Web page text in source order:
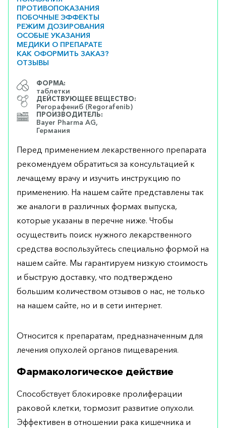
ПРОТИВОПОКАЗАНИЯ
ПОБОЧНЫЕ ЭФФЕКТЫ
РЕЖИМ ДОЗИРОВАНИЯ
ОСОБЫЕ УКАЗАНИЯ
МЕДИКИ О ПРЕПАРАТЕ
КАК ОФОРМИТЬ ЗАКАЗ?
ОТЗЫВЫ
ФОРМА:
таблетки
ДЕЙСТВУЮЩЕЕ ВЕЩЕСТВО:
Регорафениб (Regorafenib)
ПРОИЗВОДИТЕЛЬ:
Bayer Pharma AG,
Германия
Перед применением лекарственного препарата
рекомендуем обратиться за консультацией к
лечащему врачу и изучить инструкцию по
применению. На нашем сайте представлены так
же аналоги в различных формах выпуска,
которые указаны в перечне ниже. Чтобы
осуществить поиск нужного лекарственного
средства воспользуйтесь специально формой на
нашем сайте. Мы гарантируем низкую стоимость
и быструю доставку, что подтверждено
большим количеством отзывов о нас, не только
на нашем сайте, но и в сети интернет.
Относится к препаратам, предназначенным для
лечения опухолей органов пищеварения.
Фармакологическое действие
Способствует блокировке пролиферации
раковой клетки, тормозит развитие опухоли.
Эффективен в отношении рака кишечника и